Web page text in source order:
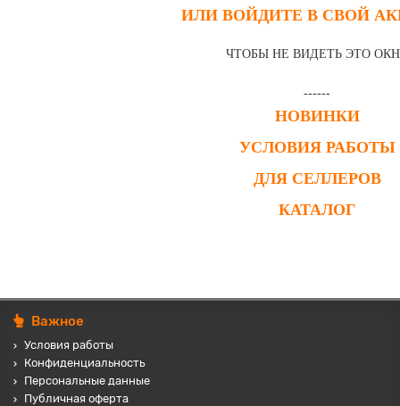
ИЛИ ВОЙДИТЕ В СВОЙ
ЧТОБЫ НЕ ВИДЕТЬ ЭТО
------
НОВИНКИ
УСЛОВИЯ РАБОТЫ
ДЛЯ СЕЛЛЕРОВ
КАТАЛОГ
Важное
Условия работы
Конфиденциальность
Персональные данные
Публичная оферта